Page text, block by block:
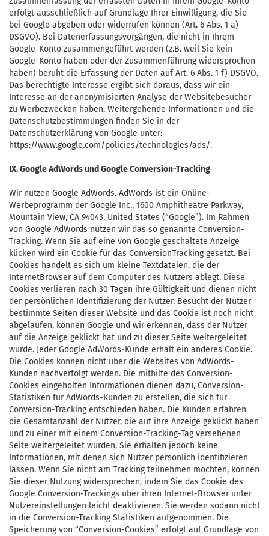
erfolgt ausschließlich auf Grundlage Ihrer Einwilligung, die Sie
bei Google abgeben oder widerrufen können (Art. 6 Abs. 1 a)
DSGVO). Bei Datenerfassungsvorgängen, die nicht in Ihrem
Google-Konto zusammengeführt werden (z.B. weil Sie kein
Google-Konto haben oder der Zusammenführung widersprochen
haben) beruht die Erfassung der Daten auf Art. 6 Abs. 1 f) DSGVO.
Das berechtigte Interesse ergibt sich daraus, dass wir ein
Interesse an der anonymisierten Analyse der Websitebesucher
zu Werbezwecken haben. Weitergehende Informationen und die
Datenschutzbestimmungen finden Sie in der
Datenschutzerklärung von Google unter:
https://www.google.com/policies/technologies/ads/.
IX. Google AdWords und Google Conversion-Tracking
Wir nutzen Google AdWords. AdWords ist ein Online-
Werbeprogramm der Google Inc., 1600 Amphitheatre Parkway,
Mountain View, CA 94043, United States (“Google”). Im Rahmen
von Google AdWords nutzen wir das so genannte Conversion-
Tracking. Wenn Sie auf eine von Google geschaltete Anzeige
klicken wird ein Cookie für das ConversionTracking gesetzt. Bei
Cookies handelt es sich um kleine Textdateien, die der
InternetBrowser auf dem Computer des Nutzers ablegt. Diese
Cookies verlieren nach 30 Tagen ihre Gültigkeit und dienen nicht
der persönlichen Identifizierung der Nutzer. Besucht der Nutzer
bestimmte Seiten dieser Website und das Cookie ist noch nicht
abgelaufen, können Google und wir erkennen, dass der Nutzer
auf die Anzeige geklickt hat und zu dieser Seite weitergeleitet
wurde. Jeder Google AdWords-Kunde erhält ein anderes Cookie.
Die Cookies können nicht über die Websites von AdWords-
Kunden nachverfolgt werden. Die mithilfe des Conversion-
Cookies eingeholten Informationen dienen dazu, Conversion-
Statistiken für AdWords-Kunden zu erstellen, die sich für
Conversion-Tracking entschieden haben. Die Kunden erfahren
die Gesamtanzahl der Nutzer, die auf ihre Anzeige geklickt haben
und zu einer mit einem Conversion-Tracking-Tag versehenen
Seite weitergeleitet wurden. Sie erhalten jedoch keine
Informationen, mit denen sich Nutzer persönlich identifizieren
lassen. Wenn Sie nicht am Tracking teilnehmen möchten, können
Sie dieser Nutzung widersprechen, indem Sie das Cookie des
Google Conversion-Trackings über ihren Internet-Browser unter
Nutzereinstellungen leicht deaktivieren. Sie werden sodann nicht
in die Conversion-Tracking Statistiken aufgenommen. Die
Speicherung von “Conversion-Cookies” erfolgt auf Grundlage von